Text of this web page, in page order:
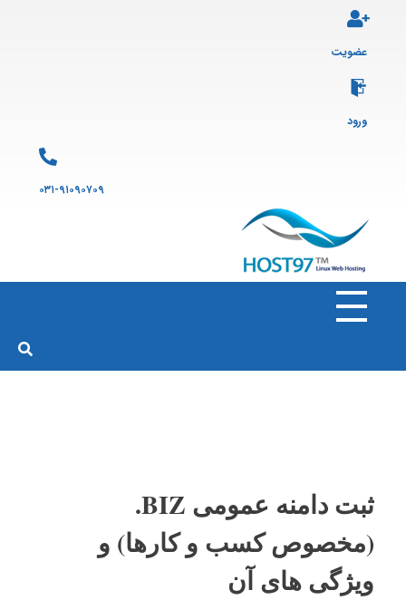
عضویت
ورود
۰۳۱-۹۱۰۹۰۷۰۹
هاست ۹۷ارائه سرویس هاست لینوکس و ثبت دامنه
ثبت دامنه عمومی BIZ.
(مخصوص کسب و کارها) و
ویژگی های آن